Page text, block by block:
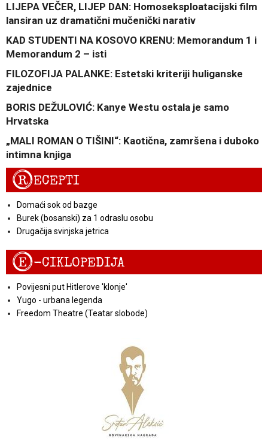
LIJEPA VEČER, LIJEP DAN: Homoseksploatacijski film
lansiran uz dramatični mučenički narativ
KAD STUDENTI NA KOSOVO KRENU: Memorandum 1 i
Memorandum 2 – isti
FILOZOFIJA PALANKE: Estetski kriteriji huliganske
zajednice
BORIS DEŽULOVIĆ: Kanye Westu ostala je samo
Hrvatska
„MALI ROMAN O TIŠINI“: Kaotična, zamršena i duboko
intimna knjiga
RECEPTI
Domaći sok od bazge
Burek (bosanski) za 1 odraslu osobu
Drugačija svinjska jetrica
E-CIKLOPEDIJA
Povijesni put Hitlerove 'klonje'
Yugo - urbana legenda
Freedom Theatre (Teatar slobode)